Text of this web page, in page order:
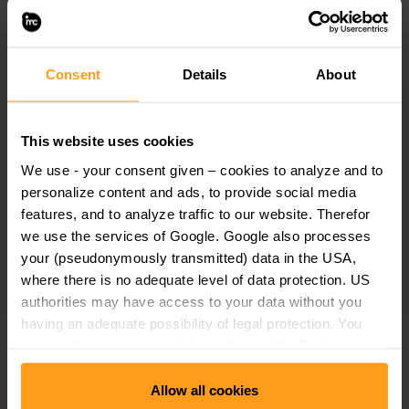
Consent Details About
This website uses cookies
We use - your consent given – cookies to analyze and to
personalize content and ads, to provide social media
features, and to analyze traffic to our website. Therefor
we use the services of Google. Google also processes
your (pseudonymously transmitted) data in the USA,
where there is no adequate level of data protection. US
authorities may have access to your data without you
having an adequate possibility of legal protection. You
Consent Manager. Further details can be found under
"Use of Google Tools" in ourData Protection
Allow all cookies
Wir lernen als Team
Unsere Unternehmenskultur und strukturellen
Rahmenbedingungen fördern Innovationen in Lehre,
Als lernendes Team hinterfragen wir den Status quo,
erkennen Chancen und entwickeln uns und unsere
Kernbereiche permanent weiter.
Zeit